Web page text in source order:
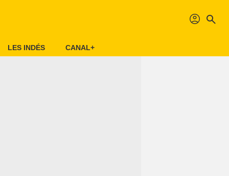
profil search
LES INDÉS CANAL+